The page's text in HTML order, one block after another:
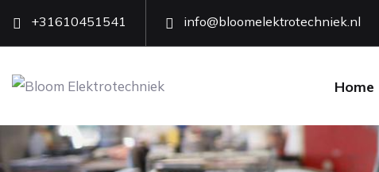
+31610451541 info@bloomelektrotechniek.nl
Home